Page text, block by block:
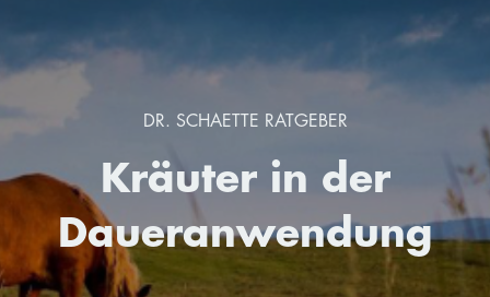
DR. SCHAETTE RATGEBER
Kräuter in der
Daueranwendung